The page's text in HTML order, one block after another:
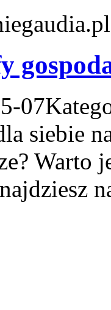
07
siebie
Warto